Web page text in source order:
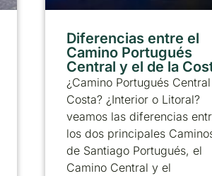
Diferencias entre el
Camino Portugués
Central y el de la
¿Camino Portugués
Costa? ¿Interior o Litoral?
veamos las diferencias
los dos principales
de Santiago Portugués, el
Camino Central y el